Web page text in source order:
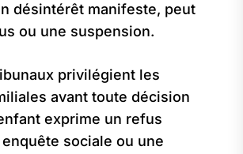
désintérêt manifeste, peut
ou une suspension.
privilégient les
avant toute décision
exprime un refus
sociale ou une